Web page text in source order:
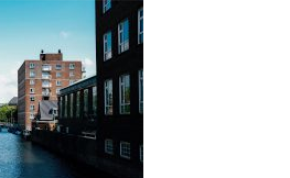
a
v
i
g
a
t
i